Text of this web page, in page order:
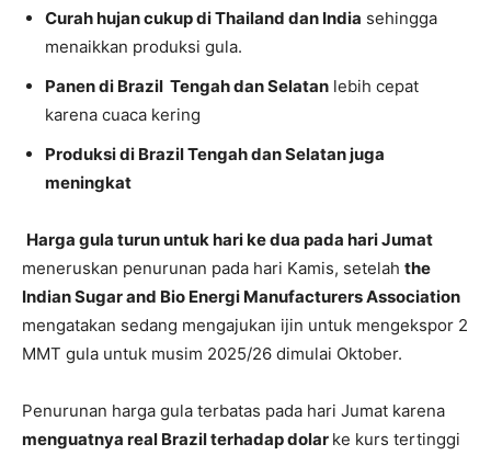
Curah hujan cukup di Thailand dan India sehingga
menaikkan produksi gula.
Panen di Brazil Tengah dan Selatan lebih cepat
karena cuaca kering
Produksi di Brazil Tengah dan Selatan juga
meningkat
Harga gula turun untuk hari ke dua pada hari Jumat
meneruskan penurunan pada hari Kamis, setelah the
Indian Sugar and Bio Energi Manufacturers Association
mengatakan sedang mengajukan ijin untuk mengekspor 2
MMT gula untuk musim 2025/26 dimulai Oktober.
Penurunan harga gula terbatas pada hari Jumat karena
menguatnya real Brazil terhadap dolar ke kurs tertinggi